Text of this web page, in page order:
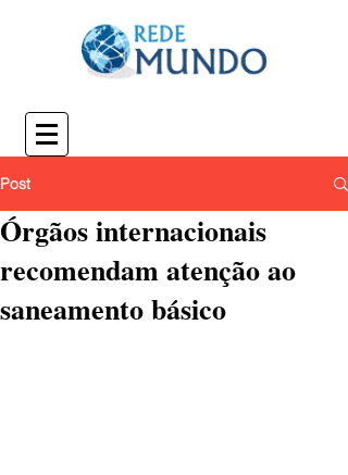
Post
Órgãos internacionais
recomendam atenção ao
saneamento básico